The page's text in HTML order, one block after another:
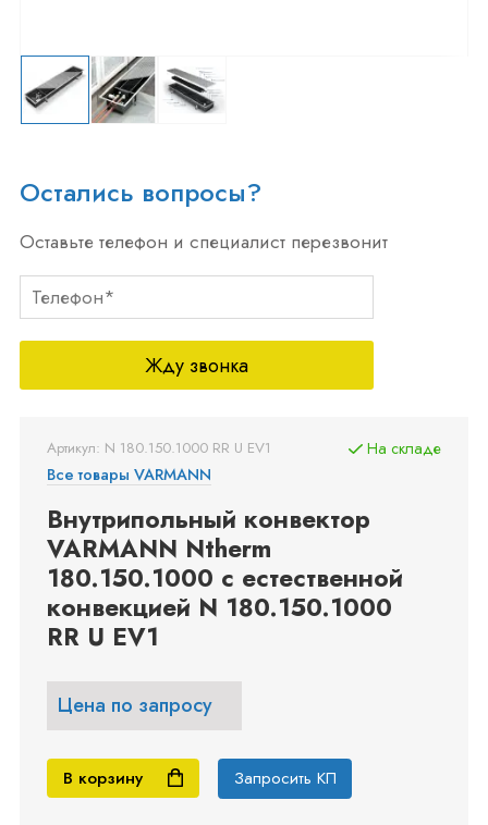
Остались вопросы?
Оставьте телефон и специалист перезвонит
Жду звонка
Артикул: N 180.150.1000 RR U EV1
Все товары VARMANN
Внутрипольный конвектор
VARMANN Ntherm
180.150.1000 с естественной
конвекцией N 180.150.1000
RR U EV1
На складе
Цена по запросу
В корзину Запросить КП